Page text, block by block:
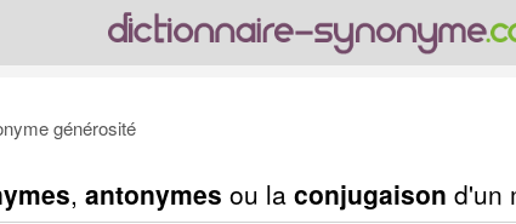
générosité
, antonymes ou la conjugaison d'un